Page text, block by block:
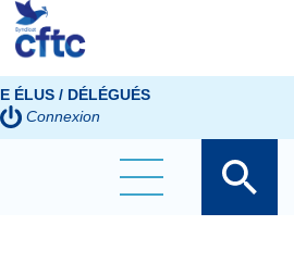
ÉLUS / DÉLÉGUÉS
Connexion